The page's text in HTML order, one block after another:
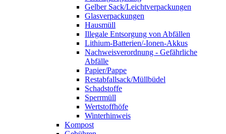
Gelber Sack/Leichtverpackungen
Glasverpackungen
Hausmüll
Illegale Entsorgung von Abfällen
Lithium-Batterien/-Ionen-Akkus
Nachweisverordnung - Gefährliche
Abfälle
Papier/Pappe
Restabfallsack/Müllbüdel
Schadstoffe
Sperrmüll
Wertstoffhöfe
Winterhinweis
Kompost